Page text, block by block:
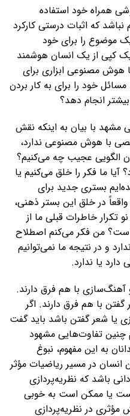
همراه خود استفاده
که اثبات درستی کارکرد
موضوع را برای خود
از یک انسان هوشمند
هوش مصنوعی ابزاری برای
خود را برای به کار بردن
انجام دهد؟
با بیان به اینکه نقش
با هوش مصنوعی ندارد،
الگویی عجیب چه می‌کنیم؟
آیا ما فکر را خلق می‌کنیم یا
بستری جدید برای
در خلق این بستر ذهنی،
تکرار خاطرات قبلی ما از
است؟ من فکر می‌کنم اصطلاح
و در نتیجه ما نمی‌توانیم
یا ندارد.
آهنگ‌سازی با هم فرق دارند.
با هم فرق دارند. اگر
یا شعر گفتن باشد باید گفت
چنین تفاوت‌هایی مشهود
به این مفهوم، نبوغ
انسان در مسیر ریاضیات مؤثر
باشد که نظریه‌پردازی
یا ممکن است به خوبی
مؤثری در نظریه‌پردازی